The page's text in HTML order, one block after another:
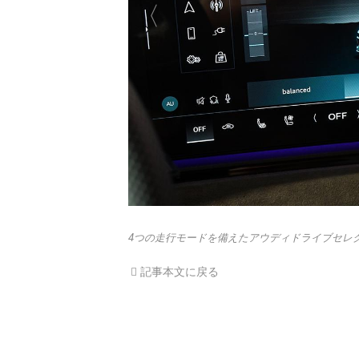
4つの走行モードを備えたアウディドライブセレ
記事本文に戻る